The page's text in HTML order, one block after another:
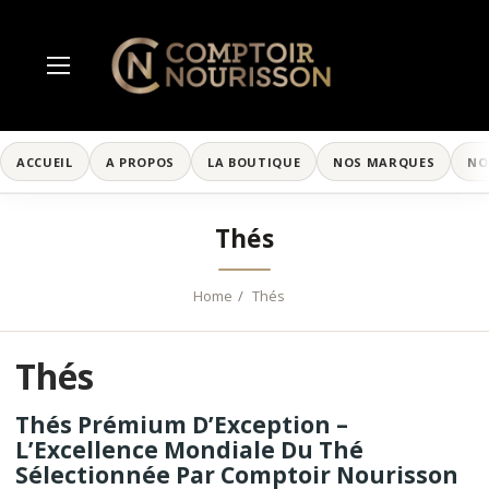
ACCUEIL A PROPOS LA BOUTIQUE NOS MARQUES
Thés
Home Thés
Thés
Thés Prémium D’Exception –
L’Excellence Mondiale Du Thé
Sélectionnée Par Comptoir Nourisson